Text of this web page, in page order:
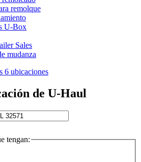
remolque
U-Box
Sales
mudanza
6 ubicaciones
de U-Haul
tengan: